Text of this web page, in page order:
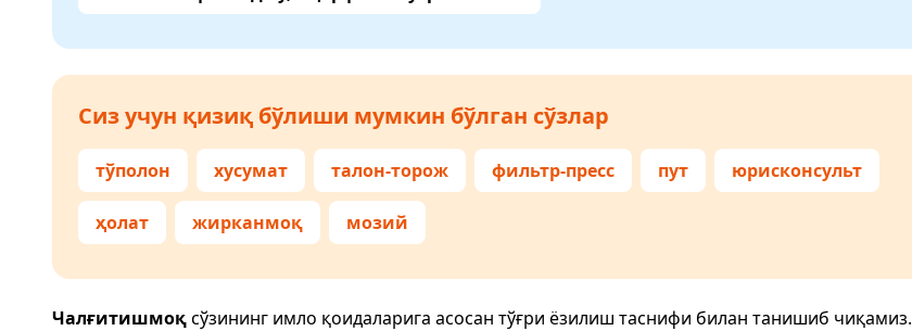
Сиз учун қизиқ бўлиши мумкин бўлган сўзлар
тўполон хусумат талон-торож фильтр-пресс пут юрисконсульт
ҳолат жирканмоқ мозий
Чалғитишмоқсўзининг имло қоидаларига асосан тўғри ёзилиш таснифи билан танишиб чиқамиз.